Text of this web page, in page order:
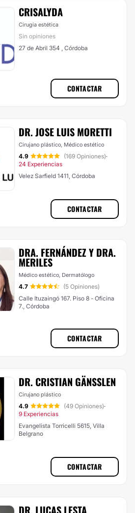
CRISALYDA
Cirugía estética
Sin opiniones
27 de Abril 354 , Córdoba
CONTACTAR
DR. JOSE LUIS MORETTI
Cirujano plástico, Médico estético
4.9 (169 Opiniones)·
24 Experiencias
Velez Sarfield 1411, Córdoba
CONTACTAR
DRA. FERNÁNDEZ Y DRA.
MERILES
Médico estético, Dermatólogo
4.7
(5 Opiniones)
Calle Ituzaingó 167. Piso 8 - Oficina
7., Córdoba
CONTACTAR
DR. CRISTIAN GÄNSSLEN
Cirujano plástico
4.9 (49 Opiniones)·
9 Experiencias
Evangelista Torricelli 5615, Villa
Belgrano
CONTACTAR
DR. LUCAS LESTA